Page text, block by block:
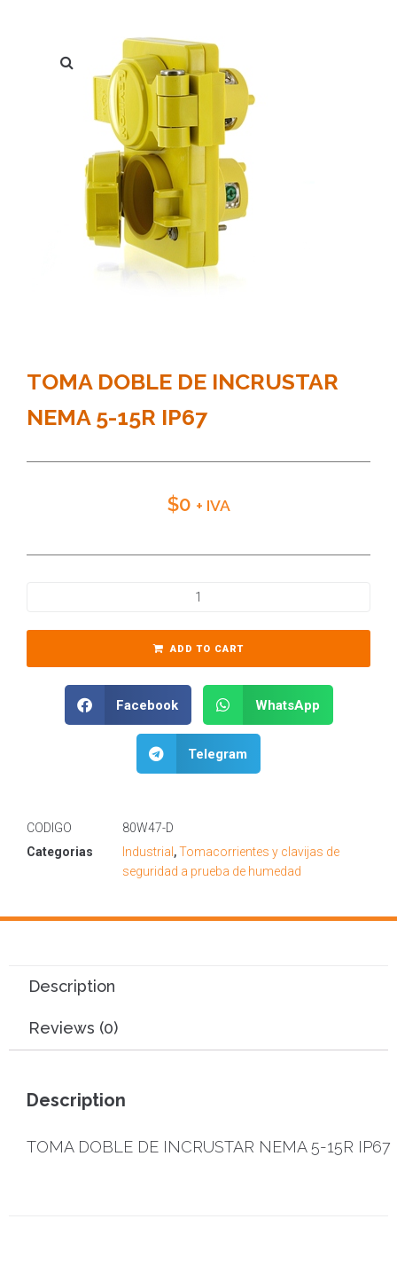
TOMA DOBLE DE INCRUSTAR
NEMA 5-15R IP67
$0 + IVA
ADD TO CART
Facebook WhatsApp
Telegram
CODIGO
80W47-D
Categorias
Industrial ,Tomacorrientes y clavijas de
seguridad a prueba de humedad
Description
Reviews (0)
Description
TOMA DOBLE DE INCRUSTAR NEMA 5-15R IP67